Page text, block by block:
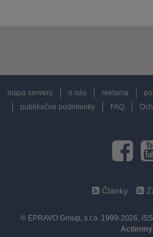
mapa serveru o nás reklama
publikačné podmienky
FAQ
Články
© EPRAVO Group, s.r.o. 1999-2026,
Actimmy